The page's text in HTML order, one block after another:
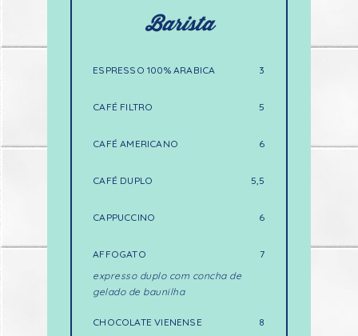
Barista
ESPRESSO 100% ARABICA 3
CAFÉ FILTRO 5
CAFÉ AMERICANO 6
CAFÉ DUPLO 5,5
CAPPUCCINO 6
AFFOGATO
7
expresso duplo com concha de
gelado de baunilha
CHOCOLATE VIENENSE 8